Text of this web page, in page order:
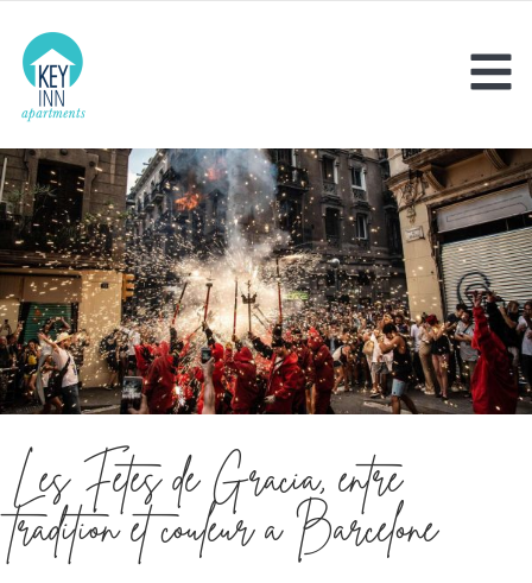
Les Fêtes de Gràcia, entre
tradition et couleur à Barcelone